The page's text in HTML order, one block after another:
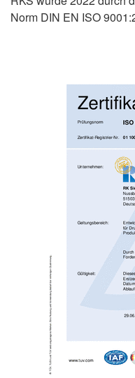
Norm DIN EN ISO